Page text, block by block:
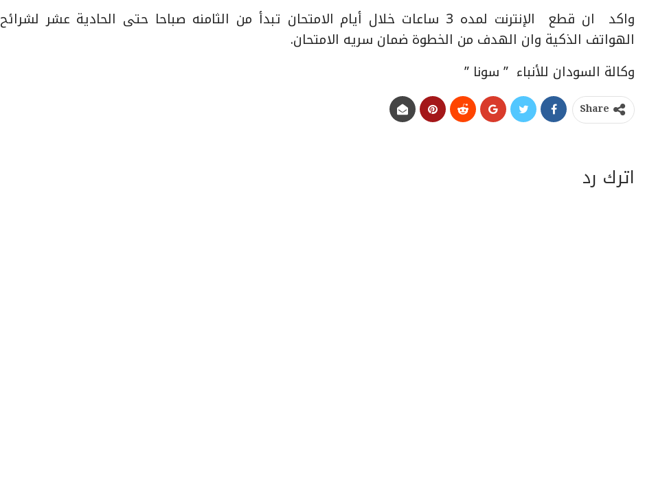
واكد ان قطع الإنترنت لمده 3 ساعات خلال أيام الامتحان تبدأ من الثامنه صباحا حتى الحادية عشر لشرائح
الهواتف الذكية وان الهدف من الخطوة ضمان سريه الامتحان.
وكالة السودان للأنباء ” سونا ”
Share
اترك رد